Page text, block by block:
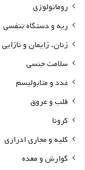
روماتولوژی
ریه و دستگاه تنفسی
زنان، زایمان و نازایی
سلامت جنسی
غدد و متابولیسم
قلب و عروق
کرونا
کلیه و مجاری ادراری
گوارش و معده